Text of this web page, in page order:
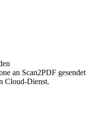
an Scan2PDF gesendet
Cloud-Dienst.